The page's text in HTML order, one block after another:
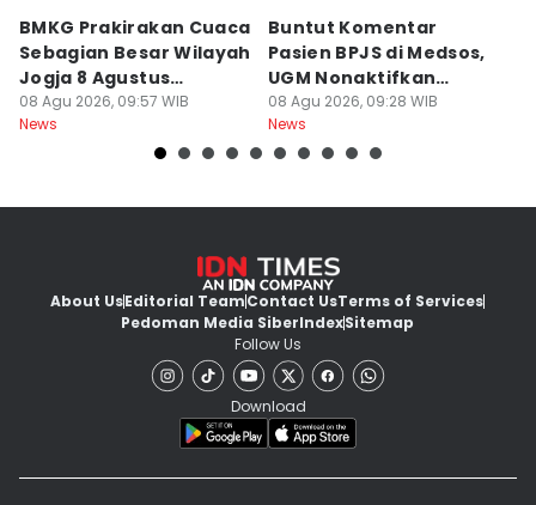
BMKG Prakirakan Cuaca
Sebagian Besar Wilayah
Jogja 8 Agustus
Berawan
08 Agu 2026, 09:57 WIB
News
Buntut Komentar
Pasien BPJS di Medsos,
UGM Nonaktifkan
Dokter PPDS
08 Agu 2026, 09:28 WIB
News
About UsEditorial TeamContact UsTerms of Services
Pedoman Media SiberIndexSitemap
Follow Us
Download